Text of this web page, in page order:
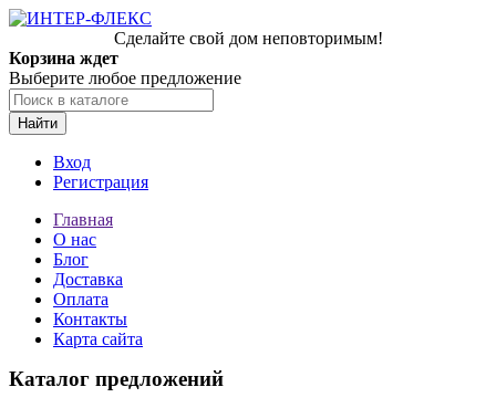
Сделайте свой дом неповторимым!
Корзина ждет
Выберите любое предложение
Найти
Вход
Регистрация
Главная
О нас
Блог
Доставка
Оплата
Контакты
Карта сайта
Каталог предложений